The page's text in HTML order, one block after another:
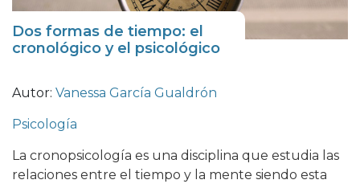
Dos formas de tiempo: el
cronológico y el psicológico
Autor: Vanessa García Gualdrón
Psicología
La cronopsicología es una disciplina que estudia las
relaciones entre el tiempo y la mente siendo esta